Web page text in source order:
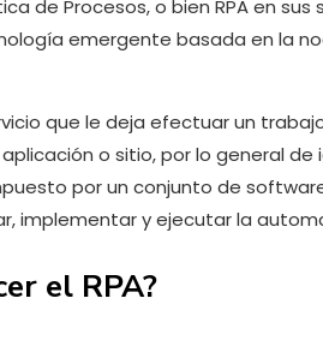
de Procesos, o bien RPA en sus
emergente basada en la
que le deja efectuar un
o sitio, por lo general de
por un conjunto de
implementar y ejecutar la
el RPA?